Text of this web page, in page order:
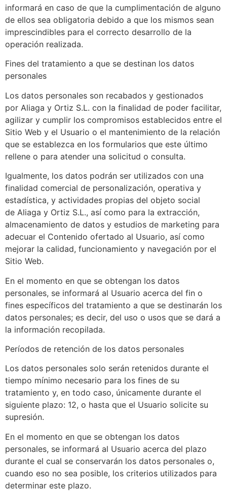
informará en caso de que la cumplimentación de alguno
de ellos sea obligatoria debido a que los mismos sean
imprescindibles para el correcto desarrollo de la
operación realizada.
Fines del tratamiento a que se destinan los datos
personales
Los datos personales son recabados y gestionados
por Aliaga y Ortiz S.L. con la finalidad de poder facilitar,
agilizar y cumplir los compromisos establecidos entre el
Sitio Web y el Usuario o el mantenimiento de la relación
que se establezca en los formularios que este último
rellene o para atender una solicitud o consulta.
Igualmente, los datos podrán ser utilizados con una
finalidad comercial de personalización, operativa y
estadística, y actividades propias del objeto social
de Aliaga y Ortiz S.L., así como para la extracción,
almacenamiento de datos y estudios de marketing para
adecuar el Contenido ofertado al Usuario, así como
mejorar la calidad, funcionamiento y navegación por el
Sitio Web.
En el momento en que se obtengan los datos
personales, se informará al Usuario acerca del fin o
fines específicos del tratamiento a que se destinarán los
datos personales; es decir, del uso o usos que se dará a
la información recopilada.
Períodos de retención de los datos personales
Los datos personales solo serán retenidos durante el
tiempo mínimo necesario para los fines de su
tratamiento y, en todo caso, únicamente durante el
siguiente plazo: 12, o hasta que el Usuario solicite su
supresión.
En el momento en que se obtengan los datos
personales, se informará al Usuario acerca del plazo
durante el cual se conservarán los datos personales o,
cuando eso no sea posible, los criterios utilizados para
determinar este plazo.